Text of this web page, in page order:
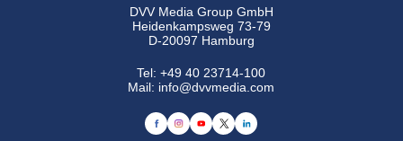
DVV Media Group GmbH
Heidenkampsweg 73-79
D-20097 Hamburg
Tel:+49 40 23714-100
Mail: info@dvvmedia.com